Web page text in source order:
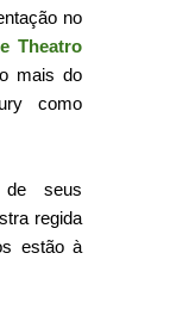
no
Theatro
mais do
como
de seus
regida
estão à